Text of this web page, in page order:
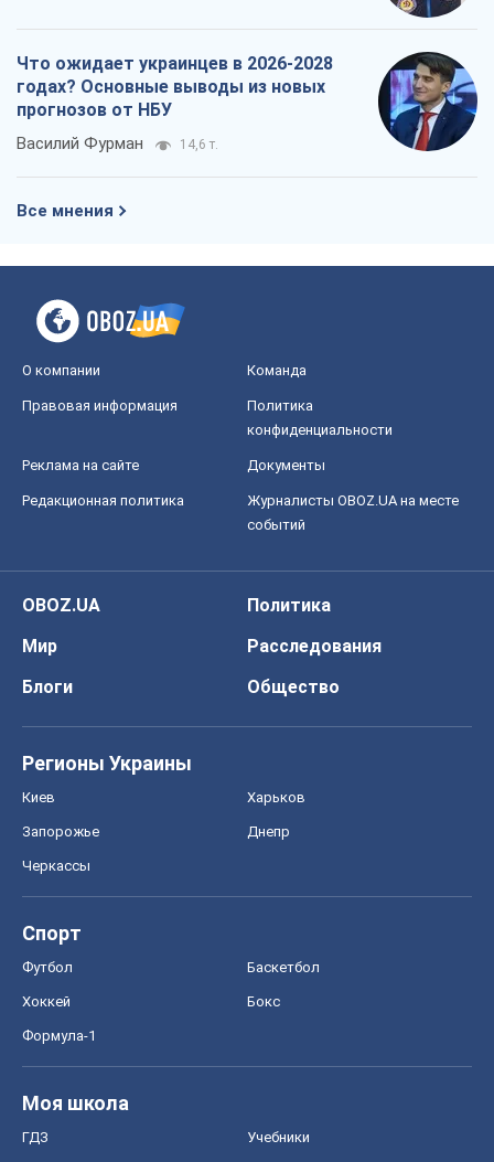
Что ожидает украинцев в 2026-2028
годах? Основные выводы из новых
прогнозов от НБУ
Василий Фурман 14,6 т.
Все мнения
О компании Команда
Правовая информация
Политика
конфиденциальности
Реклама на сайте Документы
Редакционная политика
Журналисты OBOZ.UA на месте
событий
OBOZ.UA
Политика
Мир
Расследования
Блоги
Общество
Регионы Украины
Киев Харьков
Запорожье Днепр
Черкассы
Спорт
Футбол Баскетбол
Хоккей Бокс
Формула-1
Моя школа
ГДЗ Учебники